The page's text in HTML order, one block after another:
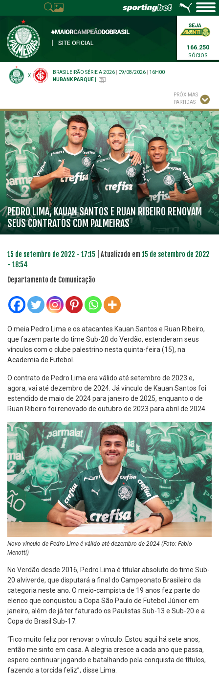
SITE OFICIAL
166.250
SÓCIOS
X
BRASILEIRÃO SÉRIE A 2026 09/08/2026
16H00
NUBANK PARQUE
PRÓXIMAS
PARTIDAS
PEDRO LIMA, KAUAN SANTOS E RUAN RIBEIRO RENOVAM
SEUS CONTRATOS COM PALMEIRAS
15 de setembro de 2022 - 17:15 | Atualizado em15 de setembro de 2022
- 18:54
Departamento de Comunicação
O meia Pedro Lima e os atacantes Kauan Santos e Ruan Ribeiro,
que fazem parte do time Sub-20 do Verdão, estenderam seus
vínculos com o clube palestrino nesta quinta-feira (15), na
Academia de Futebol.
O contrato de Pedro Lima era válido até setembro de 2023 e,
agora, vai até dezembro de 2024. Já vínculo de Kauan Santos foi
estendido de maio de 2024 para janeiro de 2025, enquanto o de
Ruan Ribeiro foi renovado de outubro de 2023 para abril de 2024.
Novo vínculo de Pedro Lima é válido até dezembro de 2024 (Foto: Fabio
Menotti)
No Verdão desde 2016, Pedro Lima é titular absoluto do time Sub-
20 alviverde, que disputará a final do Campeonato Brasileiro da
categoria neste ano. O meio-campista de 19 anos fez parte do
elenco que conquistou a Copa São Paulo de Futebol Júnior em
janeiro, além de já ter faturado os Paulistas Sub-13 e Sub-20 e a
Copa do Brasil Sub-17.
“Fico muito feliz por renovar o vínculo. Estou aqui há sete anos,
então me sinto em casa. A alegria cresce a cada ano que passa,
espero continuar jogando e batalhando pela conquista de títulos,
fazendo a torcida feliz”, disse Lima.